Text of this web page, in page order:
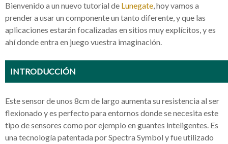
Bienvenido a un nuevo tutorial de Lunegate, hoy vamos a
prender a usar un componente un tanto diferente, y que las
aplicaciones estarán focalizadas en sitios muy explícitos, y es
ahí donde entra en juego vuestra imaginación.
INTRODUCCIÓN
Este sensor de unos 8cm de largo aumenta su resistencia al ser
flexionado y es perfecto para entornos donde se necesita este
tipo de sensores como por ejemplo en guantes inteligentes. Es
una tecnología patentada por Spectra Symbol y fue utilizado